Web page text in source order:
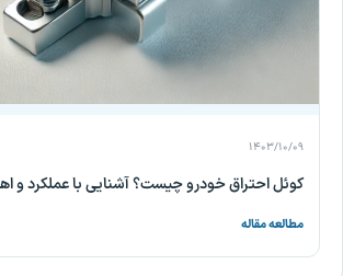
۱۴۰۳/۱۰/۰۹
کوئل احتراق خودرو چیست؟ آشنایی با عملکرد و
مطالعه مقاله